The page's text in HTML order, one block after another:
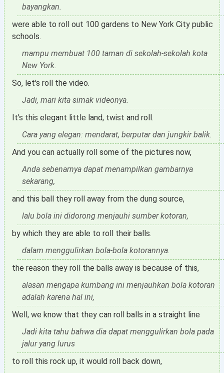
bayangkan.
were able to roll out 100 gardens to New York City public
schools.
mampu membuat 100 taman di sekolah-sekolah kota
New York.
So, let's roll the video.
Jadi, mari kita simak videonya.
It's this elegant little land, twist and roll.
Cara yang elegan: mendarat, berputar dan jungkir balik.
And you can actually roll some of the pictures now,
Anda sebenarnya dapat menampilkan gambarnya
sekarang,
and this ball they roll away from the dung source,
lalu bola ini didorong menjauhi sumber kotoran,
by which they are able to roll their balls.
dalam menggulirkan bola-bola kotorannya.
the reason they roll the balls away is because of this,
alasan mengapa kumbang ini menjauhkan bola kotoran
adalah karena hal ini,
Well, we know that they can roll balls in a straight line
Jadi kita tahu bahwa dia dapat menggulirkan bola pada
jalur yang lurus
to roll this rock up, it would roll back down,